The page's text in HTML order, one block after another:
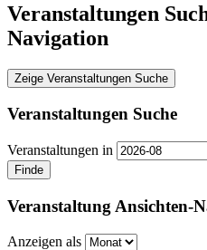
Veranstaltungen
Navigation
Zeige Veranstaltungen Suche
Veranstaltungen Suche
Veranstaltungen in
Veranstaltung Ansichten-
Anzeigen als